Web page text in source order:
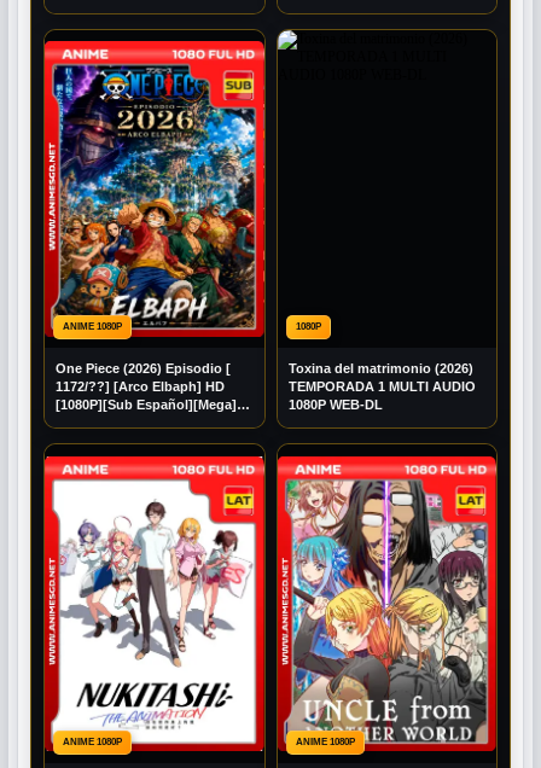
ANIME 1080P
One Piece (2026) Episodio [
1172/??] [Arco Elbaph] HD
[1080P][Sub Español][Mega]
1080P
Toxina del matrimonio (2026)
TEMPORADA 1 MULTI AUDIO
1080P WEB-DL
ANIME 1080P ANIME 1080P